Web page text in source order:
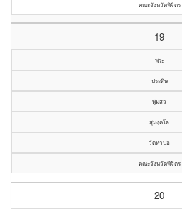
คณะจังหวัดพิจิตร
19
พระ
ประดิษ
พุ่มสว
สุมงฺคโล
วัดท่าปอ
คณะจังหวัดพิจิตร
20